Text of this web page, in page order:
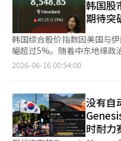
来，已进行11轮谈判，但在
日宣布谈判破裂后，启动了争议程序。 工会在
月基本工资增加149600韩元
要求方案还包括延长退休年
支付比例等内容。 现代汽车工会相关人士表示：“若获得争议
权，将根据24日的投票结果
的立场差异很大”。※ 本报道
韩国股
期待突
韩国综合股价指数因美国与
幅超过5%。随着中东地缘政
期待也在增加。 根据15日韩国交易所的数据，综合股价指数收盘
于综合股价指数期货大幅上
性买入暂停（买入侧卡）。
买入侧卡。 在此之前，韩国时间当天凌晨，美国总统唐纳德·特
朗普通过社交媒体宣布与伊
2026-06-16 00:54:00
没有自
时耐力